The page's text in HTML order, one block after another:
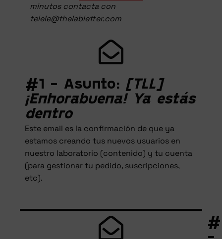
minutos contacta con
telele@thelabletter.com
#1 - Asunto: [TLL]
¡Enhorabuena! Ya estás
dentro
Este email es la confirmación de que ya
estamos creando tus nuevos usuarios en
nuestro laboratorio (contenido) y tu cuenta
(para gestionar tu pedido, suscripciones,
etc).